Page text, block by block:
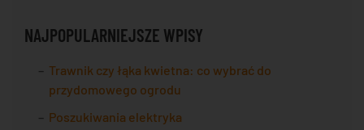
NAJPOPULARNIEJSZE WPISY
Trawnik czy łąka kwietna: co wybrać do
przydomowego ogrodu
Poszukiwania elektryka